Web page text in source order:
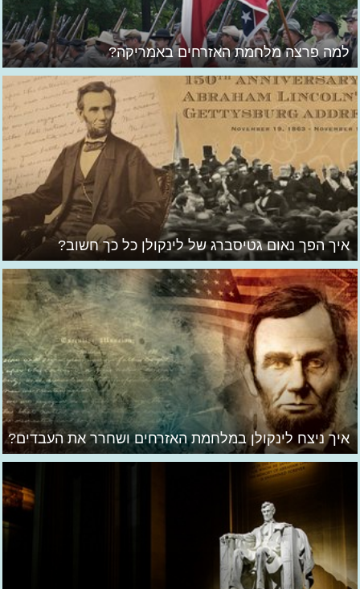
למה פרצה מלחמת האזרחים באמריקה?
איך הפך נאום גטיסברג של לינקולן כל כך חשוב?
איך ניצח לינקולן במלחמת האזרחים ושחרר את העבדים?